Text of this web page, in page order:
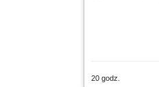
20 godz.